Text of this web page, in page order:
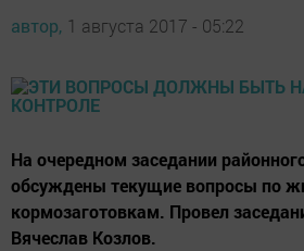
автор, 1 августа 2017 - 05:22
На очередном заседании
обсуждены текущие вопросы по
кормозаготовкам. Провел
Вячеслав Козлов.